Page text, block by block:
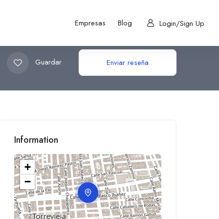
Empresas Blog Login/Sign Up
Guardar Enviar reseña
Information
+
−